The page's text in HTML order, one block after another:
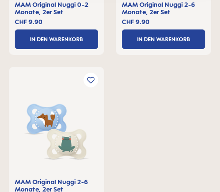
MAM Original Nuggi 0-2
Monate, 2er Set
CHF 9.90
IN DEN WARENKORB
MAM Original Nuggi 2-6
Monate, 2er Set
CHF 9.90
IN DEN WARENKORB
MAM Original Nuggi 2-6
Monate, 2er Set